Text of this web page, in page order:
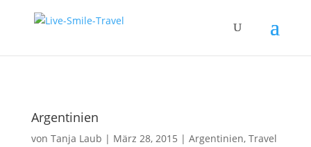
Argentinien
von Tanja Laub | März 28, 2015 | Argentinien, Travel